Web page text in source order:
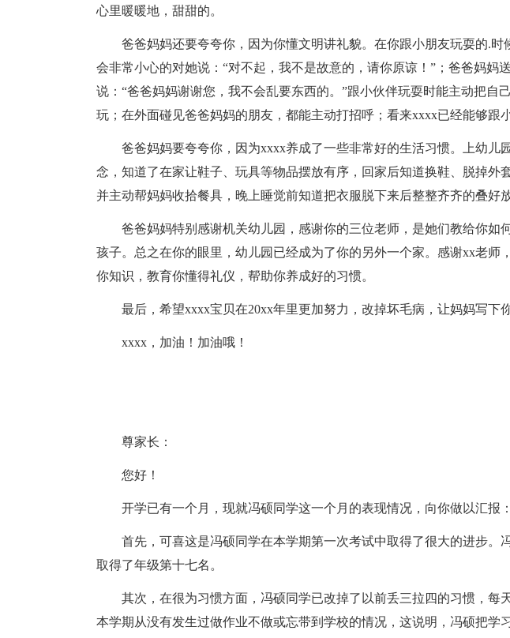
心里暖暖地，甜甜的。
爸爸妈妈还要夸夸你，因为你懂文明讲礼貌。在你跟小朋友玩耍的.时
会非常小心的对她说：“对不起，我不是故意的，请你原谅！”；爸爸妈妈
说：“爸爸妈妈谢谢您，我不会乱要东西的。”跟小伙伴玩耍时能主动把自
玩；在外面碰见爸爸妈妈的朋友，都能主动打招呼；看来xxxx已经能够跟
爸爸妈妈要夸夸你，因为xxxx养成了一些非常好的生活习惯。上幼儿
念，知道了在家让鞋子、玩具等物品摆放有序，回家后知道换鞋、脱掉外
并主动帮妈妈收拾餐具，晚上睡觉前知道把衣服脱下来后整整齐齐的叠好
爸爸妈妈特别感谢机关幼儿园，感谢你的三位老师，是她们教给你如
孩子。总之在你的眼里，幼儿园已经成为了你的另外一个家。感谢xx老师
你知识，教育你懂得礼仪，帮助你养成好的习惯。
最后，希望xxxx宝贝在20xx年里更加努力，改掉坏毛病，让妈妈写下
xxxx，加油！加油哦！
尊家长：
您好！
开学已有一个月，现就冯硕同学这一个月的表现情况，向你做以汇报：
首先，可喜这是冯硕同学在本学期第一次考试中取得了很大的进步。
取得了年级第十七名。
其次，在很为习惯方面，冯硕同学已改掉了以前丢三拉四的习惯，每
本学期从没有发生过做作业不做或忘带到学校的情况，这说明，冯硕把学